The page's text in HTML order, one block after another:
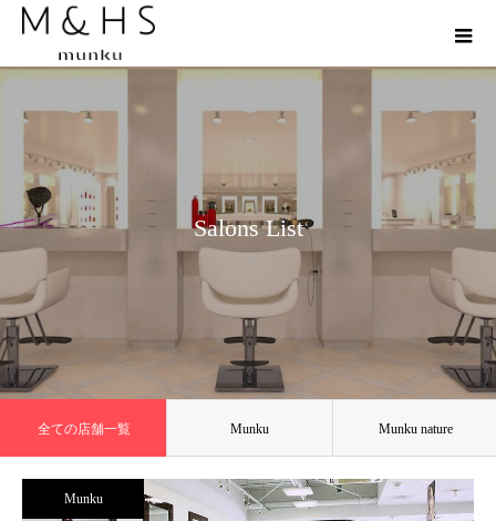
Salons List
全ての店舗一覧 Munku Munku nature
Munku